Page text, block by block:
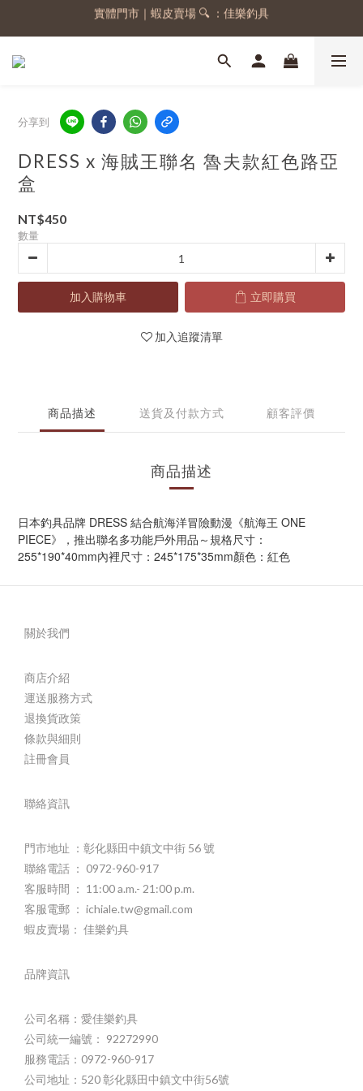
註冊會員，送 50 元購物金
實體門市｜蝦皮賣場 🔍 ：佳樂釣具
分享到
DRESS x 海賊王聯名 魯夫款紅色路亞
盒
NT$450
數量
加入購物車 立即購買
加入追蹤清單
商品描述 送貨及付款方式 顧客評價
商品描述
日本釣具品牌 DRESS 結合航海洋冒險動漫《航海王 ONE
PIECE》，推出聯名多功能戶外用品～規格尺寸：
255*190*40mm內裡尺寸：245*175*35mm顏色：紅色
關於我們
商店介紹
運送服務方式
退換貨政策
條款與細則
註冊會員
聯絡資訊
門市地址 ：彰化縣田中鎮文中街 56 號
聯絡電話 ： 0972-960-917
客服時間 ： 11:00 a.m.- 21:00 p.m.
客服電郵 ： ichiale.tw@gmail.com
蝦皮賣場： 佳樂釣具
品牌資訊
公司名稱：愛佳樂釣具
公司統一編號： 92272990
服務電話：0972-960-917
公司地址：520 彰化縣田中鎮文中街56號